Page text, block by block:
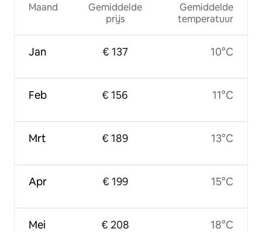
Maand
Jan
Feb
Mrt
Apr
Mei
Gemiddelde
prijs
€ 137
€ 156
€ 189
€ 199
€ 208
Gemiddelde
temperatuur
10°C
11°C
13°C
15°C
18°C